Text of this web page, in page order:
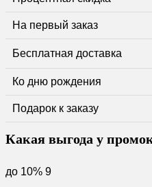
На первый заказ
Бесплатная доставка
Ко дню рождения
Подарок к заказу
Какая выгода у
до 10% 9